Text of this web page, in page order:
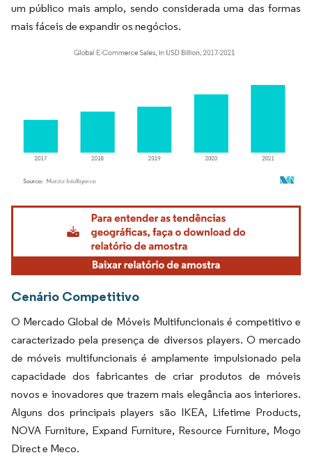
um público mais amplo, sendo considerada uma das formas
mais fáceis de expandir os negócios.
Imagem © Mordor Intelligence. O reuso requer atribuição conforme CC BY 4.0.
Cenário Competitivo
O Mercado Global de Móveis Multifuncionais é competitivo e
caracterizado pela presença de diversos players. O mercado
de móveis multifuncionais é amplamente impulsionado pela
capacidade dos fabricantes de criar produtos de móveis
novos e inovadores que trazem mais elegância aos interiores.
Alguns dos principais players são IKEA, Lifetime Products,
NOVA Furniture, Expand Furniture, Resource Furniture, Mogo
Direct e Meco.